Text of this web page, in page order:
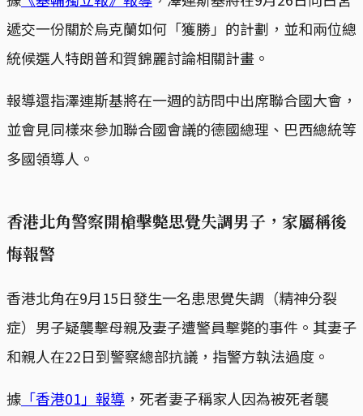
遞交一份關於烏克蘭如何「獲勝」的計劃，並和兩位總
統候選人特朗普和賀錦麗討論相關計畫。
報導還指澤連斯基將在一週的訪問中出席聯合國大會，
並會見同樣來參加聯合國會議的德國總理、巴西總統等
多國領導人。
香港北角警察開槍擊斃思覺失調男子，家屬稱後
悔報警
香港北角在9月15日發生一名患思覺失調（精神分裂
症）男子疑襲擊母親及妻子遭警員擊斃的事件。其妻子
和親人在22日到警察總部抗議，指警方執法過度。
據 「香港01」報導 ，死者妻子稱家人因為被死者襲